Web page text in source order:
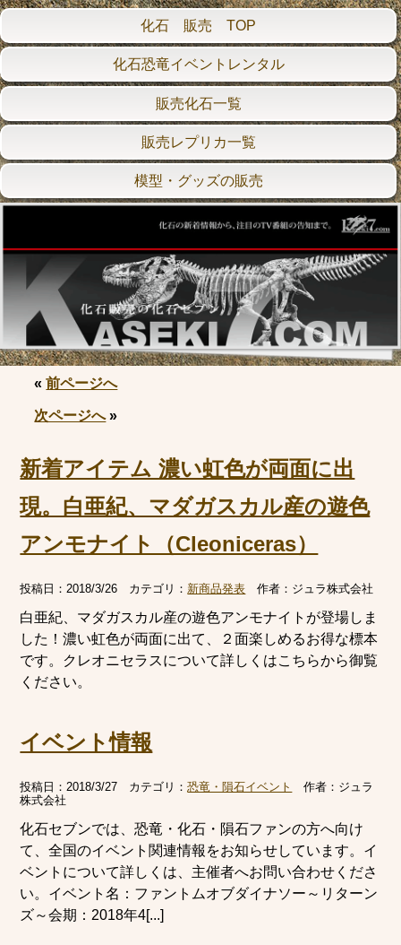
化石 販売 TOP
化石恐竜イベントレンタル
販売化石一覧
販売レプリカ一覧
模型・グッズの販売
«前ページへ
次ページへ»
新着アイテム 濃い虹色が両面に出
現。白亜紀、マダガスカル産の遊色
アンモナイト（Cleoniceras）
投稿日：2018/3/26 カテゴリ： 新商品発表 作者： ジュラ株式会社
白亜紀、マダガスカル産の遊色アンモナイトが登場しま
した！濃い虹色が両面に出て、２面楽しめるお得な標本
です。クレオニセラスについて詳しくはこちらから御覧
ください。
イベント情報
投稿日：2018/3/27 カテゴリ：恐竜・隕石イベント 作者： ジュラ
株式会社
化石セブンでは、恐竜・化石・隕石ファンの方へ向け
て、全国のイベント関連情報をお知らせしています。イ
ベントについて詳しくは、主催者へお問い合わせくださ
い。イベント名：ファントムオブダイナソー～リターン
ズ～会期：2018年4[...]